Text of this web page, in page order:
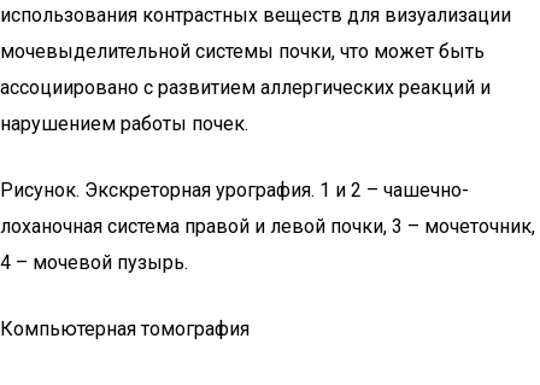
использования контрастных веществ для визуализации
мочевыделительной системы почки, что может быть
ассоциировано с развитием аллергических реакций и
нарушением работы почек.
Рисунок. Экскреторная урография. 1 и 2 – чашечно-
лоханочная система правой и левой почки, 3 – мочеточник,
4 – мочевой пузырь.
Компьютерная томография